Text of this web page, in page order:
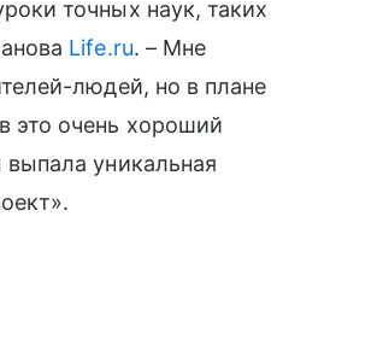
точных наук, таких
Life.ru. – Мне
людей, но в плане
это очень хороший
уникальная